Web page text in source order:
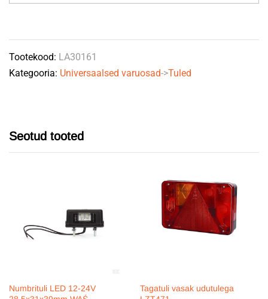
KRAMP
quantity
Tootekood: LA30161
Kategooria: Universaalsed varuosad->Tuled
Seotud tooted
Numbrituli LED 12-24V
Tagatuli vasak udutulega